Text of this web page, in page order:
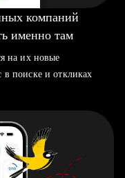
компаний
именно там
на их новые
поиске и откликах